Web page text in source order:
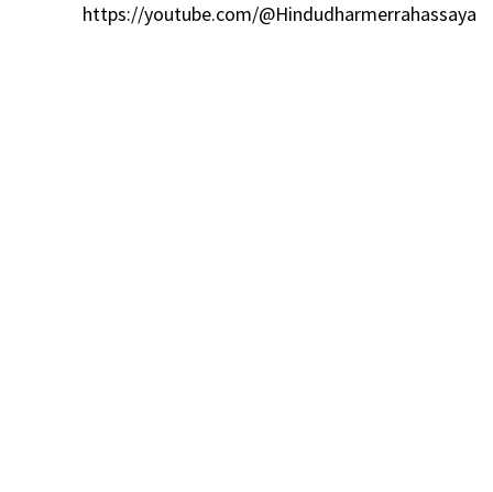
https://youtube.com/@Hindudharmerrahassaya